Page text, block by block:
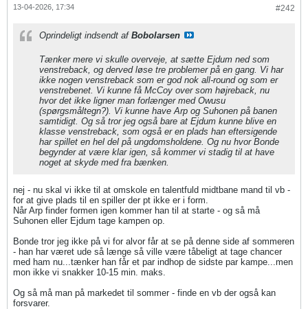
#242
13-04-2026, 17:34
Oprindeligt indsendt af Bobolarsen
Tænker mere vi skulle overveje, at sætte Ejdum ned som
venstreback, og derved løse tre problemer på en gang. Vi har
ikke nogen venstreback som er god nok all-round og som er
venstrebenet. Vi kunne få McCoy over som højreback, nu
hvor det ikke ligner man forlænger med Owusu
(spørgsmåltegn?). Vi kunne have Arp og Suhonen på banen
samtidigt. Og så tror jeg også bare at Ejdum kunne blive en
klasse venstreback, som også er en plads han eftersigende
har spillet en hel del på ungdomsholdene. Og nu hvor Bonde
begynder at være klar igen, så kommer vi stadig til at have
noget at skyde med fra bænken.
nej - nu skal vi ikke til at omskole en talentfuld midtbane mand til vb -
for at give plads til en spiller der pt ikke er i form.
Når Arp finder formen igen kommer han til at starte - og så må
Suhonen eller Ejdum tage kampen op.
Bonde tror jeg ikke på vi for alvor får at se på denne side af sommeren
- han har været ude så længe så ville være tåbeligt at tage chancer
med ham nu...tænker han får et par indhop de sidste par kampe...men
mon ikke vi snakker 10-15 min. maks.
Og så må man på markedet til sommer - finde en vb der også kan
forsvarer.